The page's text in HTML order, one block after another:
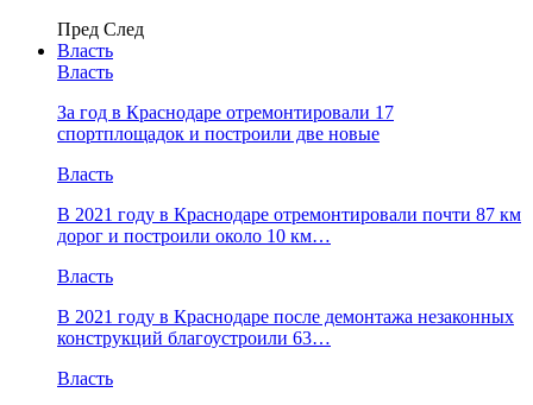
Пред След
Власть
Власть
За год в Краснодаре отремонтировали 17
спортплощадок и построили две новые
Власть
В 2021 году в Краснодаре отремонтировали почти 87 км
дорог и построили около 10 км…
Власть
В 2021 году в Краснодаре после демонтажа незаконных
конструкций благоустроили 63…
Власть